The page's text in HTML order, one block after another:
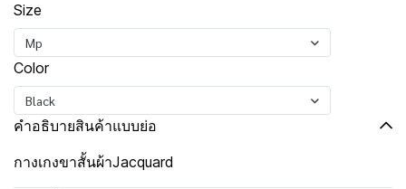
Size
Mp
Color
Black
คำอธิบายสินค้าแบบย่อ
กางเกงขาสั้นผ้าJacquard